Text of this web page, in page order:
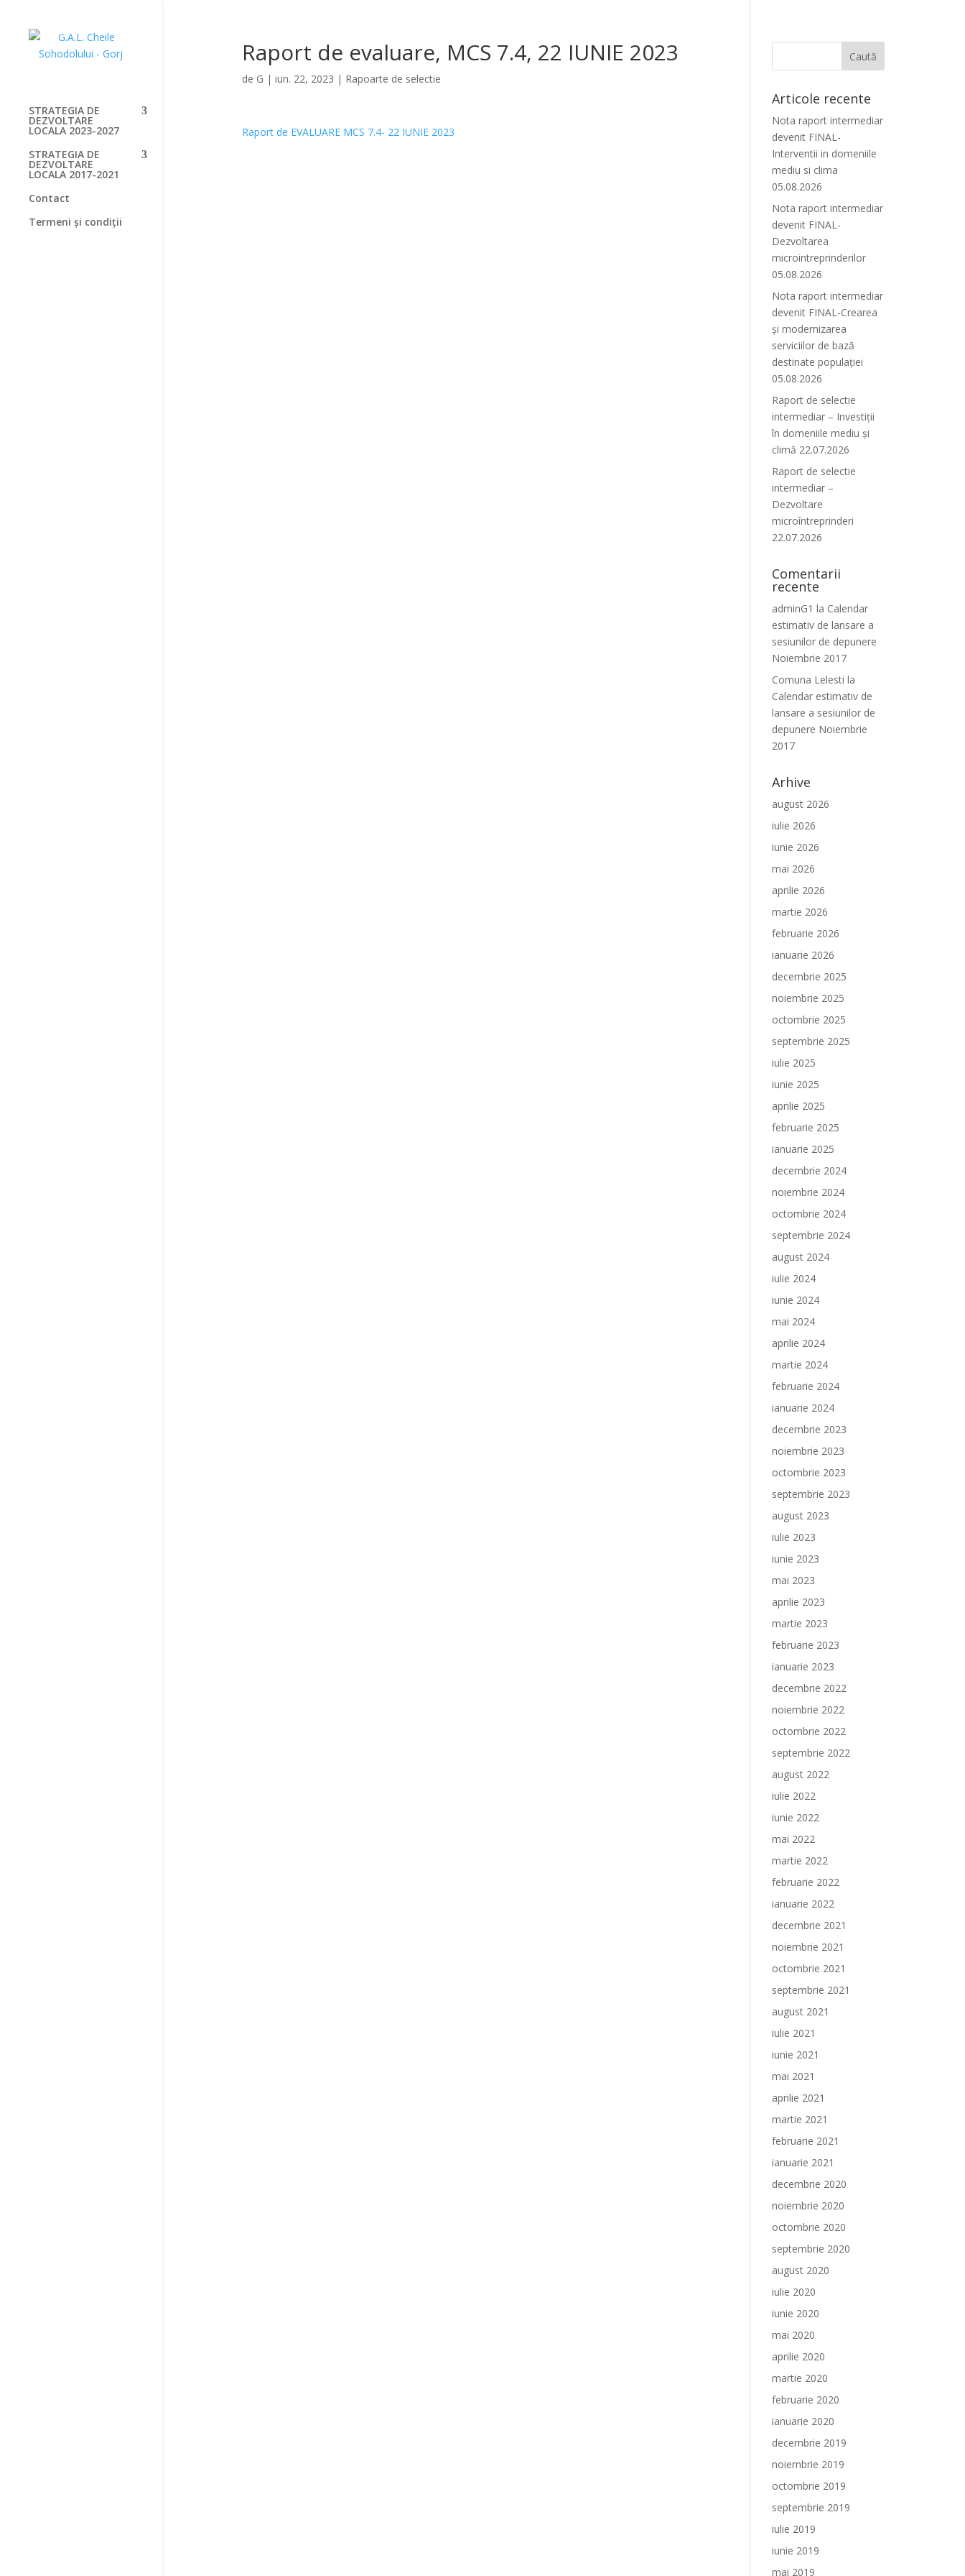
STRATEGIA DE
DEZVOLTARE
LOCALA 2023-2027
STRATEGIA DE
DEZVOLTARE
LOCALA 2017-2021
Contact
Termeni și condiții
Raport de evaluare, MCS 7.4, 22 IUNIE 2023
de G | iun. 22, 2023 | Rapoarte de selectie
Raport de EVALUARE MCS 7.4- 22 IUNIE 2023
Articole recente
Nota raport intermediar
devenit FINAL-
Interventii in domeniile
mediu si clima
05.08.2026
Nota raport intermediar
devenit FINAL-
Dezvoltarea
microintreprinderilor
05.08.2026
Nota raport intermediar
devenit FINAL-Crearea
și modernizarea
serviciilor de bază
destinate populației
05.08.2026
Raport de selectie
intermediar – Investiții
în domeniile mediu și
climă 22.07.2026
Raport de selectie
intermediar –
Dezvoltare
microîntreprinderi
22.07.2026
Comentarii
recente
adminG1 la Calendar
estimativ de lansare a
sesiunilor de depunere
Noiembrie 2017
Comuna Lelesti la
Calendar estimativ de
lansare a sesiunilor de
depunere Noiembrie
2017
Arhive
august 2026
iulie 2026
iunie 2026
mai 2026
aprilie 2026
martie 2026
februarie 2026
ianuarie 2026
decembrie 2025
noiembrie 2025
octombrie 2025
septembrie 2025
iulie 2025
iunie 2025
aprilie 2025
februarie 2025
ianuarie 2025
decembrie 2024
noiembrie 2024
octombrie 2024
septembrie 2024
august 2024
iulie 2024
iunie 2024
mai 2024
aprilie 2024
martie 2024
februarie 2024
ianuarie 2024
decembrie 2023
noiembrie 2023
octombrie 2023
septembrie 2023
august 2023
iulie 2023
iunie 2023
mai 2023
aprilie 2023
martie 2023
februarie 2023
ianuarie 2023
decembrie 2022
noiembrie 2022
octombrie 2022
septembrie 2022
august 2022
iulie 2022
iunie 2022
mai 2022
martie 2022
februarie 2022
ianuarie 2022
decembrie 2021
noiembrie 2021
octombrie 2021
septembrie 2021
august 2021
iulie 2021
iunie 2021
mai 2021
aprilie 2021
martie 2021
februarie 2021
ianuarie 2021
decembrie 2020
noiembrie 2020
octombrie 2020
septembrie 2020
august 2020
iulie 2020
iunie 2020
mai 2020
aprilie 2020
martie 2020
februarie 2020
ianuarie 2020
decembrie 2019
noiembrie 2019
octombrie 2019
septembrie 2019
iulie 2019
iunie 2019
mai 2019